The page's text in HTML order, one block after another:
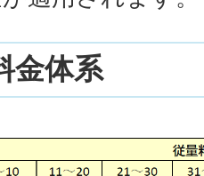
金体系